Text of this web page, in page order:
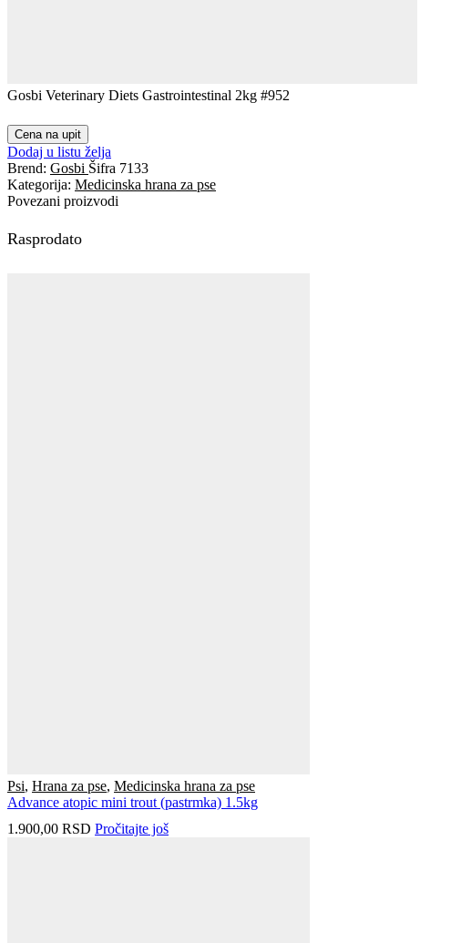
Gosbi Veterinary Diets Gastrointestinal 2kg #952
Cena na upit
Dodaj u listu želja
Brend: Gosbi Šifra 7133
Kategorija: Medicinska hrana za pse
Povezani proizvodi
Rasprodato
Psi, Hrana za pse, Medicinska hrana za pse
Advance atopic mini trout (pastrmka) 1.5kg
1.900,00 RSD Pročitajte još